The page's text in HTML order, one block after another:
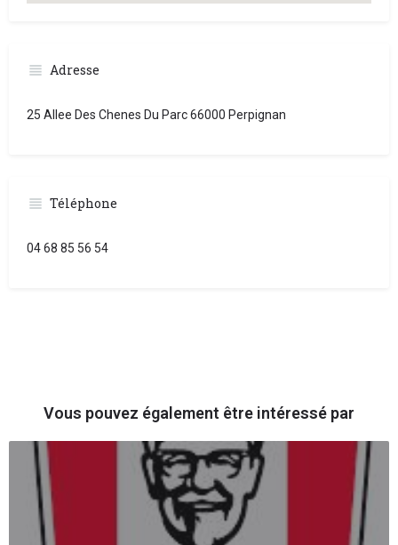
Adresse
25 Allee Des Chenes Du Parc 66000 Perpignan
Téléphone
04 68 85 56 54
Vous pouvez également être intéressé par